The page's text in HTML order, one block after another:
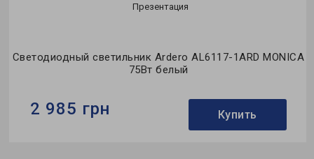
Презентация
Светодиодный светильник Ardero AL6117-1ARD MONICA
75Вт белый
2 985 грн Купить